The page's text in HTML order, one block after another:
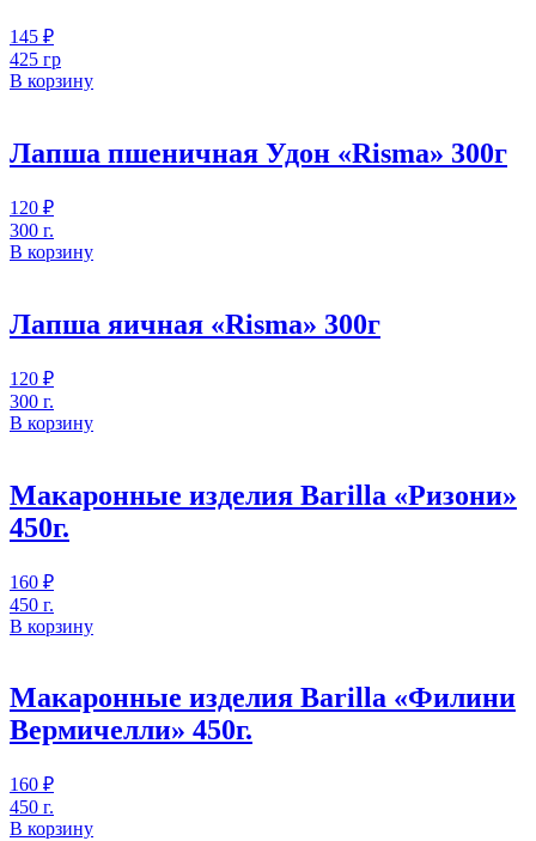
145 ₽
425 гр
В корзину
Лапша пшеничная Удон «Risma» 300г
120 ₽
300 г.
В корзину
Лапша яичная «Risma» 300г
120 ₽
300 г.
В корзину
Макаронные изделия Barilla «Ризони»
450г.
160 ₽
450 г.
В корзину
Макаронные изделия Barilla «Филини
Вермичелли» 450г.
160 ₽
450 г.
В корзину